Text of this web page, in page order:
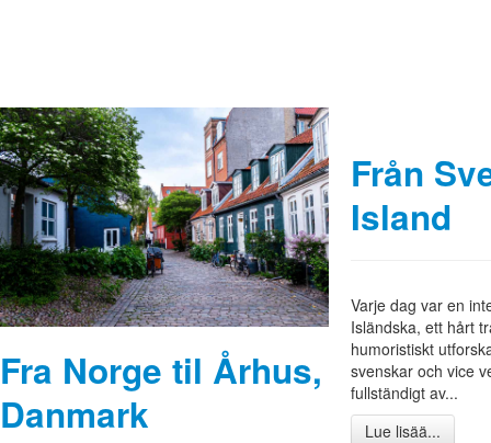
Fra Norge til Århus,
Danmark
Från
Island
Varje dag var en
Isländska, ett hårt
humoristiskt
svenskar och vice
fullständigt av...
Lue lisää...